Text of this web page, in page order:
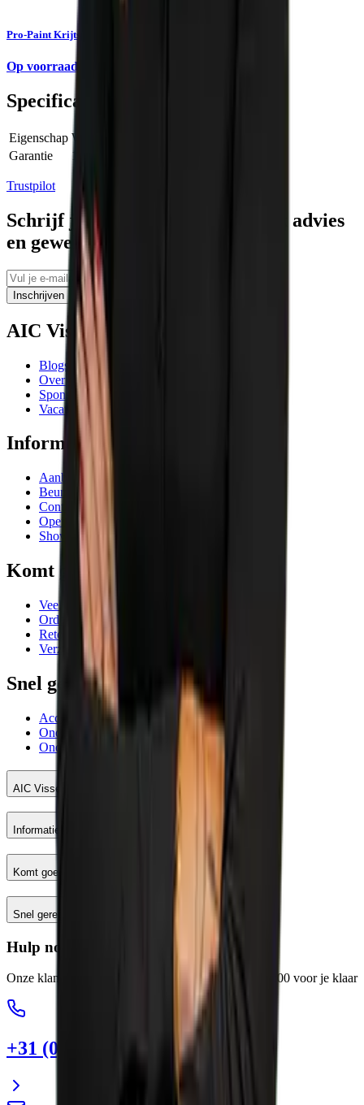
Pro-Paint Krijtspray 5-15 dagen 500 ml
Op voorraad
Specificaties
Eigenschap Waarde
Garantie
1 Jaar
Trustpilot
Schrijf je in voor tips, persoonlijk advies
en geweldige aanbiedingen
Inschrijven
AIC Visser
Blogs
Over ons
Sponsoring
Vacatures
Informatie
Aanbiedingen
Beurzen en evenementen
Contactgegevens
Openingstijden
Showrooms
Komt goed
Veelgestelde vragen
Orderafhandeling
Retourneren
Verzending
Snel geregeld
Account AIC Visser
Onderhoud meetinstrumenten
Onderhoud en reparatie machines
AIC Visser
Informatie
Komt goed
Snel geregeld
Hulp nodig?
Onze klantenservice staat elke werkdag van 8:00-17:00 voor je klaar
+31 (0)88 13 43 600